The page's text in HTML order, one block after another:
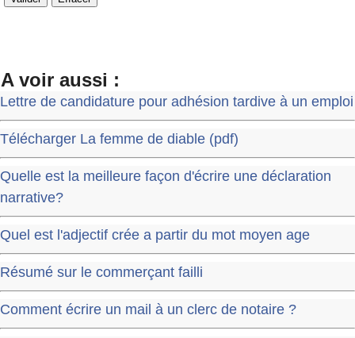
A voir aussi :
Lettre de candidature pour adhésion tardive à un emploi
Télécharger La femme de diable (pdf)
Quelle est la meilleure façon d'écrire une déclaration
narrative?
Quel est l'adjectif crée a partir du mot moyen age
Résumé sur le commerçant failli
Comment écrire un mail à un clerc de notaire ?